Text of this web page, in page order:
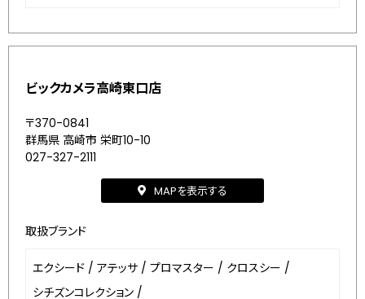
ビックカメラ高崎東口店
〒370-0841
群馬県 高崎市 栄町10-10
027-327-2111
MAPを表示する
取扱ブランド
エクシード / アテッサ / プロマスター / クロスシー /
シチズンコレクション /